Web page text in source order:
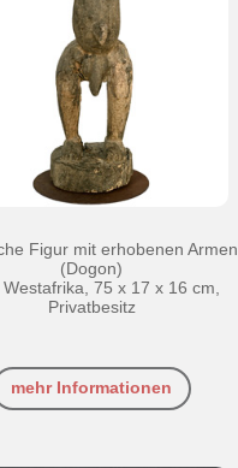
Figur mit erhobenen Armen
(Dogon)
Westafrika, 75 x 17 x 16 cm,
Privatbesitz
mehr Informationen